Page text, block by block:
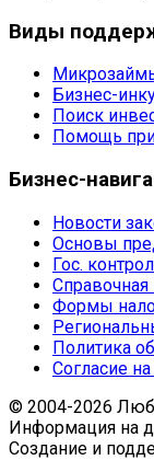
Виды
Бизнес-
Поиск
Помощь при
Бизнес-
Новости
Основы
Гос.
Формы
Политика
Согласие
© 2004-2026
Информация на
Создание и